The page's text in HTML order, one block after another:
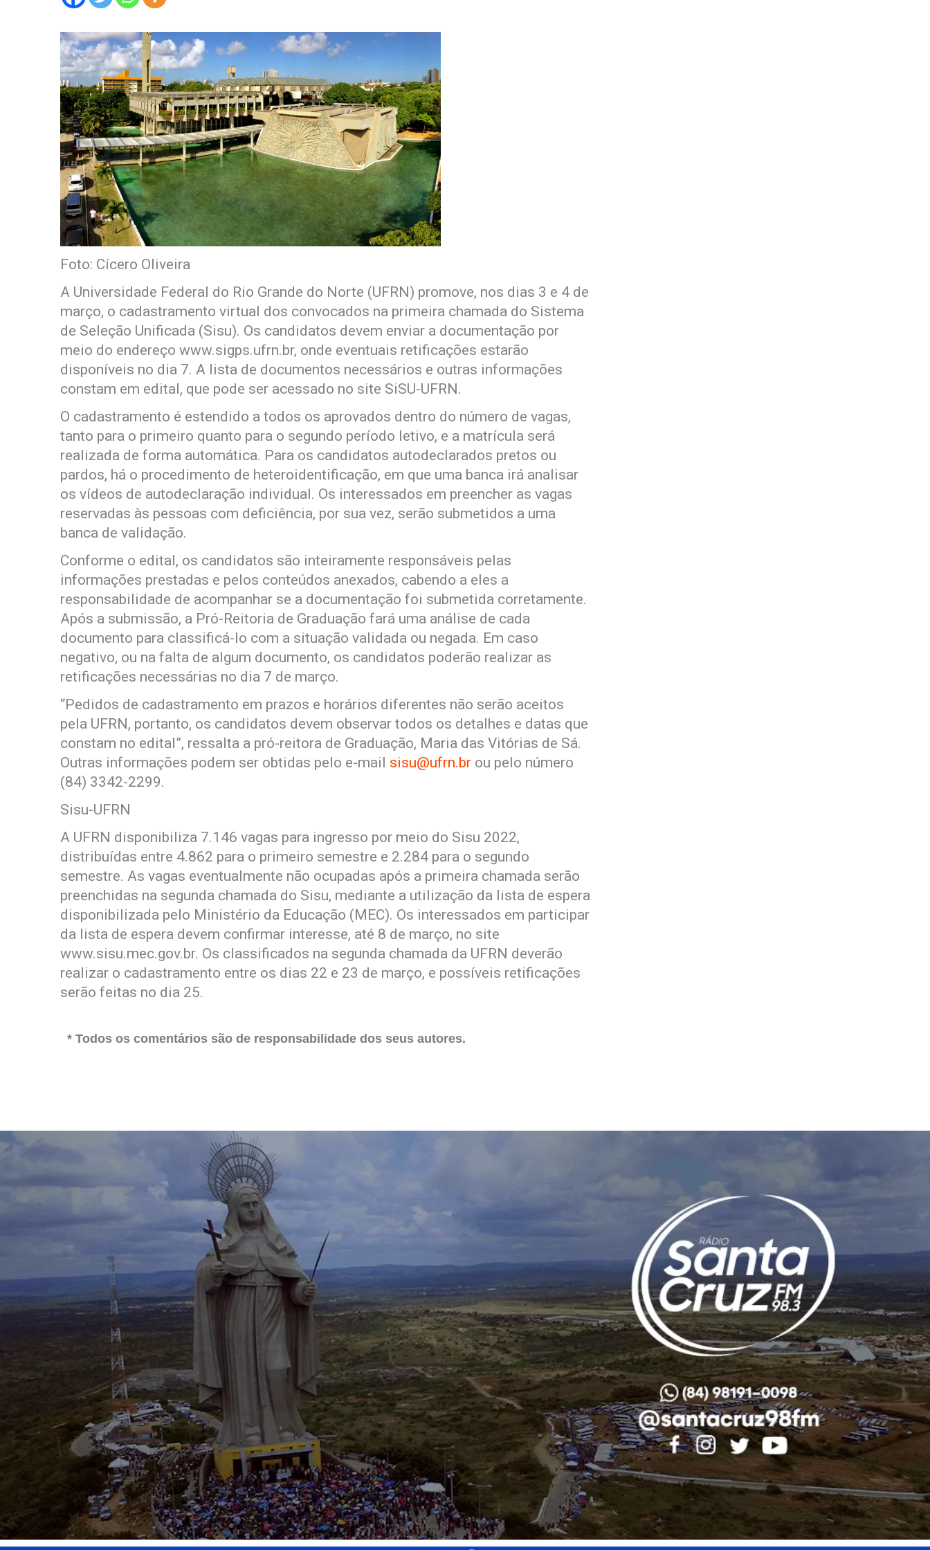
Foto: Cícero Oliveira
A Universidade Federal do Rio Grande do Norte (UFRN) promove, nos dias 3 e 4 de
março, o cadastramento virtual dos convocados na primeira chamada do Sistema
de Seleção Unificada (Sisu). Os candidatos devem enviar a documentação por
meio do endereço www.sigps.ufrn.br, onde eventuais retificações estarão
disponíveis no dia 7. A lista de documentos necessários e outras informações
constam em edital, que pode ser acessado no site SiSU-UFRN.
O cadastramento é estendido a todos os aprovados dentro do número de vagas,
tanto para o primeiro quanto para o segundo período letivo, e a matrícula será
realizada de forma automática. Para os candidatos autodeclarados pretos ou
pardos, há o procedimento de heteroidentificação, em que uma banca irá analisar
os vídeos de autodeclaração individual. Os interessados em preencher as vagas
reservadas às pessoas com deficiência, por sua vez, serão submetidos a uma
banca de validação.
Conforme o edital, os candidatos são inteiramente responsáveis pelas
informações prestadas e pelos conteúdos anexados, cabendo a eles a
responsabilidade de acompanhar se a documentação foi submetida corretamente.
Após a submissão, a Pró-Reitoria de Graduação fará uma análise de cada
documento para classificá-lo com a situação validada ou negada. Em caso
negativo, ou na falta de algum documento, os candidatos poderão realizar as
retificações necessárias no dia 7 de março.
“Pedidos de cadastramento em prazos e horários diferentes não serão aceitos
pela UFRN, portanto, os candidatos devem observar todos os detalhes e datas que
constam no edital”, ressalta a pró-reitora de Graduação, Maria das Vitórias de Sá.
Outras informações podem ser obtidas pelo e-mail sisu@ufrn.br ou pelo número
(84) 3342-2299.
Sisu-UFRN
A UFRN disponibiliza 7.146 vagas para ingresso por meio do Sisu 2022,
distribuídas entre 4.862 para o primeiro semestre e 2.284 para o segundo
semestre. As vagas eventualmente não ocupadas após a primeira chamada serão
preenchidas na segunda chamada do Sisu, mediante a utilização da lista de espera
disponibilizada pelo Ministério da Educação (MEC). Os interessados em participar
da lista de espera devem confirmar interesse, até 8 de março, no site
www.sisu.mec.gov.br. Os classificados na segunda chamada da UFRN deverão
realizar o cadastramento entre os dias 22 e 23 de março, e possíveis retificações
serão feitas no dia 25.
* Todos os comentários são de responsabilidade dos seus autores.